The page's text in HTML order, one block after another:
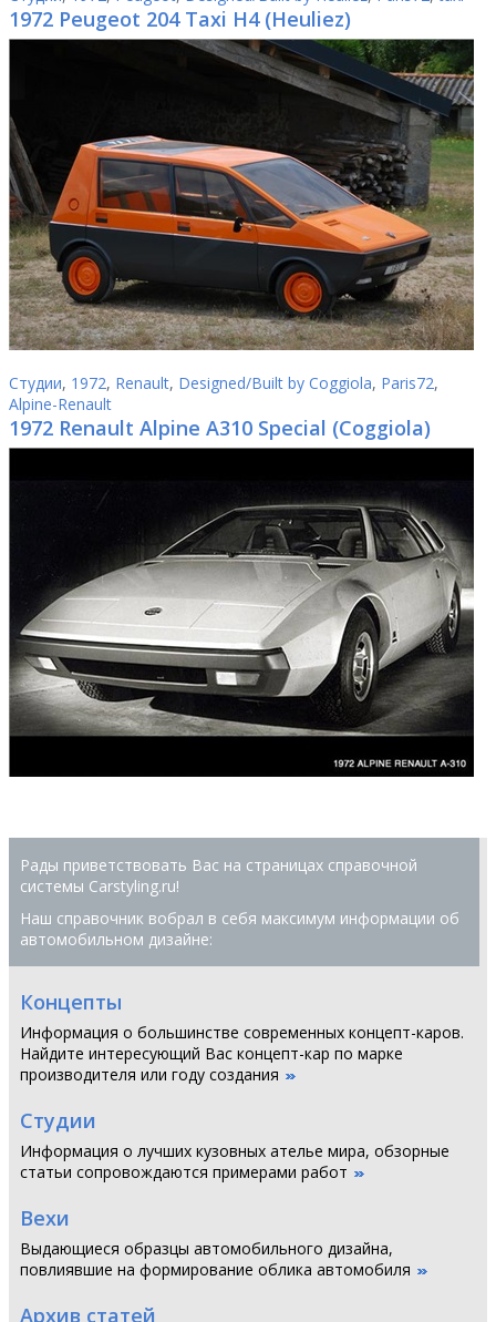
1972 Peugeot 204 Taxi H4 (Heuliez)
Студии, 1972, Renault, Designed/Built by Coggiola, Paris72,
Alpine-Renault
1972 Renault Alpine A310 Special (Coggiola)
Рады приветствовать Вас на страницах справочной
системы Сarstyling.ru!
Наш справочник вобрал в себя максимум информации об
автомобильном дизайне:
Концепты
Информация о большинстве современных концепт-каров.
Найдите интересующий Вас концепт-кар по марке
производителя или году создания
Студии
Информация о лучших кузовных ателье мира, обзорные
статьи сопровождаются примерами работ
Вехи
Выдающиеся образцы автомобильного дизайна,
повлиявшие на формирование облика автомобиля
Архив статей